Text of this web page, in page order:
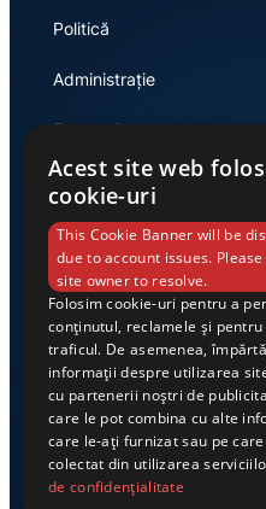
Politică
Administrație
Economie
Link-uri utile
Despre noi
Casa de editură Exclusiv
Acest site web
cookie-uri
This Cookie Banner will be
due to account issues.
site owner to resolve.
Folosim cookie-uri pentru a
conținutul, reclamele și pentru
traficul. De asemenea,
informații despre utilizarea
cu partenerii noștri de
care le pot combina cu alte
care le-ați furnizat sau pe
colectat din utilizarea
de confidențialitate